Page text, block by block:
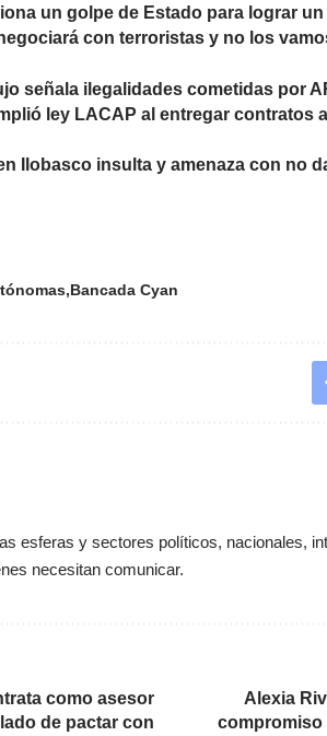
un golpe de Estado para lograr
con terroristas y no los
señala ilegalidades cometidas por
ley LACAP al entregar contratos
Ilobasco insulta y amenaza con no
Bancada Cyan
esferas y sectores políticos, nacionales,
necesitan comunicar.
como asesor
de pactar con
Alexia
compromiso